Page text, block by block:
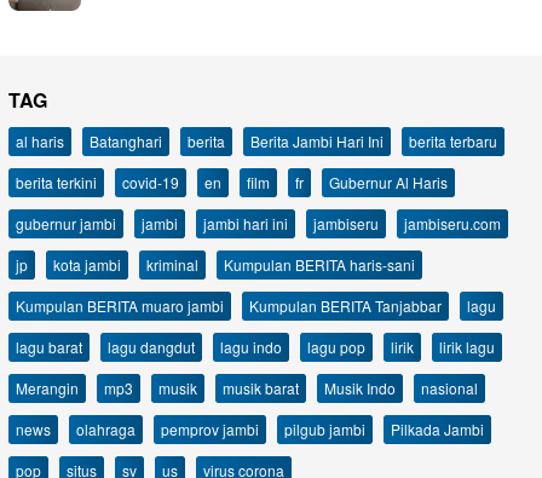
TAG
al haris Batanghari berita Berita Jambi Hari Ini
berita terbaru
berita terkini
covid-19 en film fr
Gubernur Al Haris
gubernur jambi
jambi jambi hari ini jambiseru
jambiseru.com
jp
kota jambi kriminal
Kumpulan BERITA haris-sani
Kumpulan BERITA muaro jambi
Kumpulan BERITA Tanjabbar
lagu
lagu barat
lagu dangdut lagu indo lagu pop lirik
lirik lagu
Merangin
mp3 musik musik barat Musik Indo
nasional
news
olahraga pemprov jambi pilgub jambi
Pilkada Jambi
pop
situs sv us virus corona